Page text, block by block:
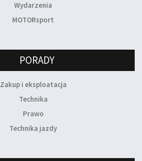
Wydarzenia
MOTORsport
PORADY
Zakup i eksploatacja
Technika
Prawo
Technika jazdy